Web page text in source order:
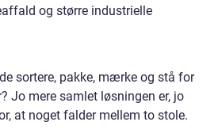
og større industrielle
sortere, pakke, mærke og stå for
Jo mere samlet løsningen er, jo
at noget falder mellem to stole.